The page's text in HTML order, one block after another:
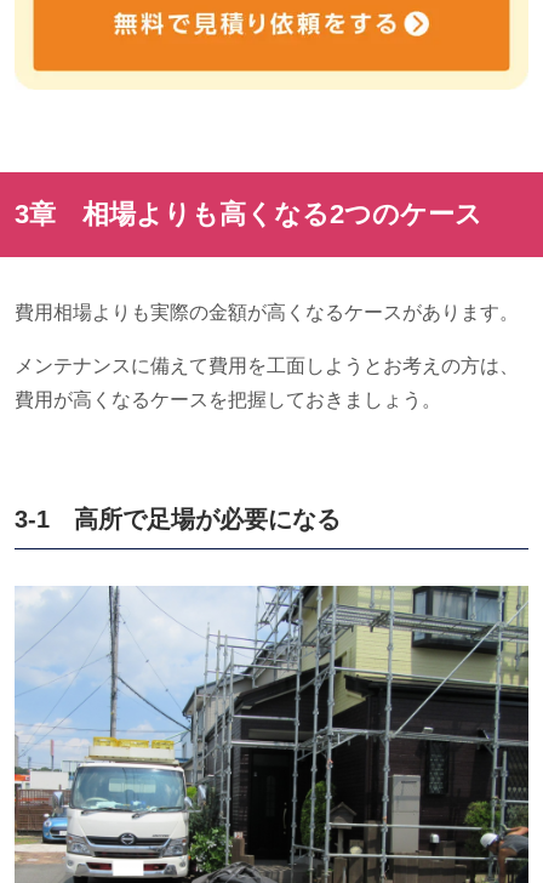
3章 相場よりも高くなる2つのケース
費用相場よりも実際の金額が高くなるケースがあります。
メンテナンスに備えて費用を工面しようとお考えの方は、
費用が高くなるケースを把握しておきましょう。
3-1 高所で足場が必要になる